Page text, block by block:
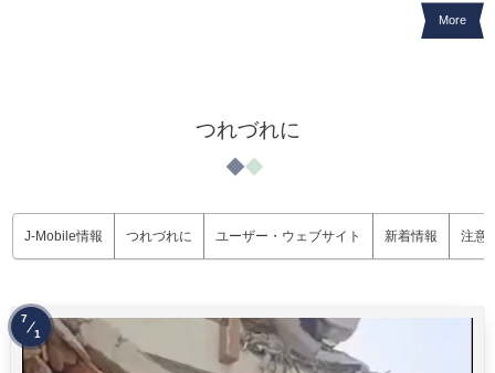
More
つれづれに
J-Mobile情報 つれづれに ユーザー・ウェブサイト 新着情報 注意
7
1